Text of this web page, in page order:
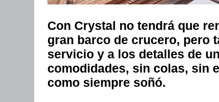
Con Crystal no tendrá que
gran barco de crucero, pero
servicio y a los detalles de
comodidades, sin colas, sin
como siempre soñó.